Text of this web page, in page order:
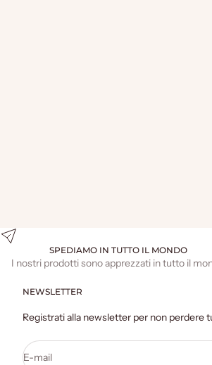
SPEDIAMO IN TUTTO IL MONDO
I nostri prodotti sono apprezzati in tutto il
NEWSLETTER
Registrati alla newsletter per non perdere
E-mail